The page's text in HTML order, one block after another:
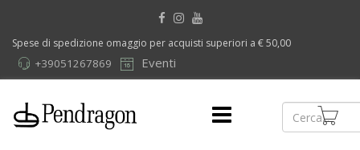
Spese di spedizione omaggio per acquisti superiori a € 50,00
Eventi
+39051267869